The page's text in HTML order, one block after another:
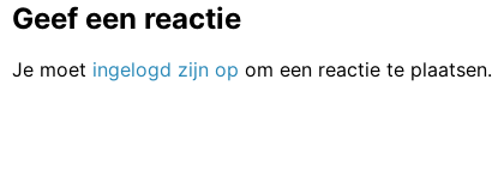
Geef een reactie
Je moet ingelogd zijn op om een reactie te plaatsen.